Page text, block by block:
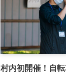
村内初開催！自